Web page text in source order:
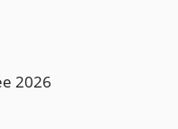
2026